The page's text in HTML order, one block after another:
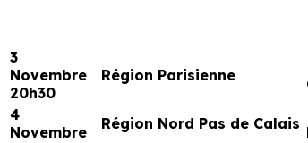
3
Novembre
20h30
Région Parisienne
4
Novembre
Région Nord Pas de Calais